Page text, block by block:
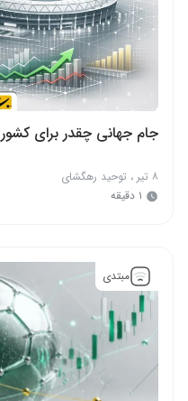
جام جهانی چقدر برای
۸ تیر ، توحید رهگشای
۱ دقیقه
مبتدی